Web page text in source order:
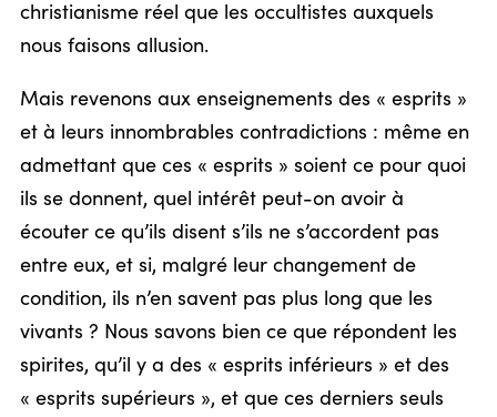
christianisme réel que les occultistes auxquels
nous faisons allusion.
Mais revenons aux enseignements des « esprits »
et à leurs innombrables contradictions : même en
admettant que ces « esprits » soient ce pour quoi
ils se donnent, quel intérêt peut-on avoir à
écouter ce qu’ils disent s’ils ne s’accordent pas
entre eux, et si, malgré leur changement de
condition, ils n’en savent pas plus long que les
vivants ? Nous savons bien ce que répondent les
spirites, qu’il y a des « esprits inférieurs » et des
« esprits supérieurs », et que ces derniers seuls